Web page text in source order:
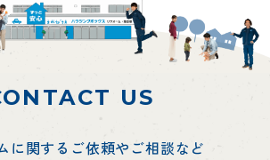
US
に関するご依頼やご相談など